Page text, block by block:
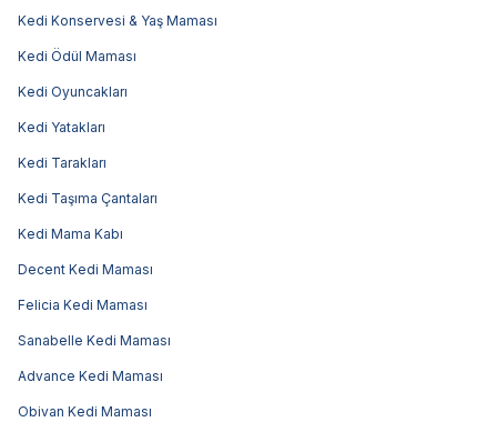
Kedi Konservesi & Yaş Maması
Kedi Ödül Maması
Kedi Oyuncakları
Kedi Yatakları
Kedi Tarakları
Kedi Taşıma Çantaları
Kedi Mama Kabı
Decent Kedi Maması
Felicia Kedi Maması
Sanabelle Kedi Maması
Advance Kedi Maması
Obivan Kedi Maması